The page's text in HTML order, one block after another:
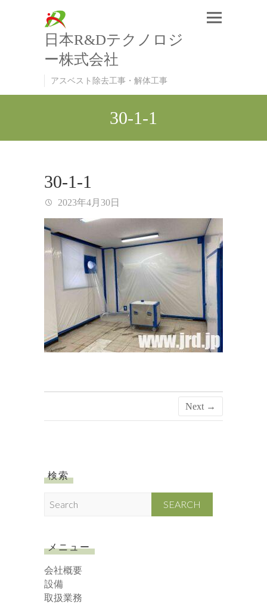
日本R&Dテクノロジ
ー株式会社
アスベスト除去工事・解体工事
30-1-1
30-1-1
2023年4月30日
Next →
検索
c
h
メニュー
会社概要
設備
取扱業務